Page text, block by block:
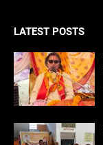
LATEST POSTS